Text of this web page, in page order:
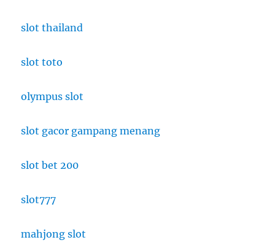
slot thailand
slot toto
olympus slot
slot gacor gampang menang
slot bet 200
slot777
mahjong slot